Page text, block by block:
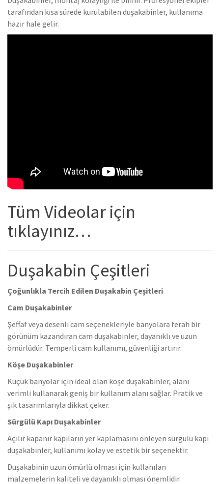
tarafından kısa sürede kurulabilen duşakabinler, kullanıma
hazır hale gelir.
Tüm Videolar için
tıklayınız…
Duşakabin Çeşitleri
Çoğunlıkla Tercih Edilen Duşakabin Çeşitleri
Cam Duşakabinler
Şeffaf veya desenli cam seçenekleriyle banyolara ferah bir
görünüm kazandıran cam duşakabinler, dayanıklı ve uzun
ömürlüdür. Temperli cam kullanımı, güvenliği artırır.
Köşe Duşakabinler
Küçük banyolar için ideal olan köşe duşakabinler, alanı
verimli kullanarak geniş bir kullanım alanı sağlar. Pratik ve
şık tasarımlarıyla dikkat çeker.
Sürgülü Kapı Duşakabinler
Açılır kapanır kapıların yer kaplamasını önleyen sürgülü kapı
duşakabinler, kullanımı kolay ve estetik bir seçenektir.
Duşakabinin uzun ömürlü olması için kullanılan
malzemelerin kaliteli ve dayanıklı olması önemlidir.